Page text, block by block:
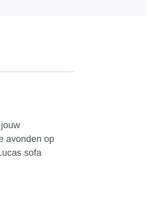
avonden op
sofa